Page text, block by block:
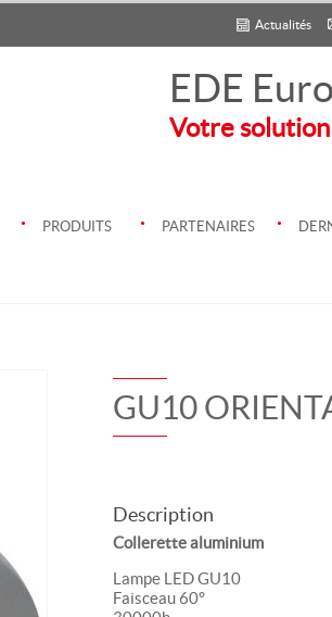
Actualités
EDE
Votre
. PRODUITS . PARTENAIRES .
GU10
Description
Collerette aluminium
Lampe LED GU10
Faisceau 60°